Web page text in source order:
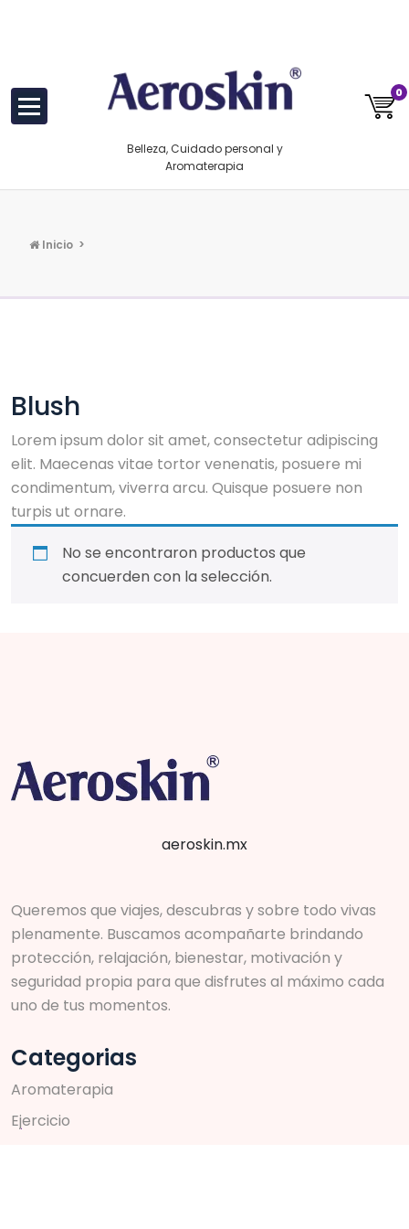
Belleza, Cuidado personal y
Aromaterapia
0
Inicio >
Blush
Lorem ipsum dolor sit amet, consectetur adipiscing
elit. Maecenas vitae tortor venenatis, posuere mi
condimentum, viverra arcu. Quisque posuere non
turpis ut ornare.
No se encontraron productos que
concuerden con la selección.
aeroskin.mx
Queremos que viajes, descubras y sobre todo vivas
plenamente. Buscamos acompañarte brindando
protección, relajación, bienestar, motivación y
seguridad propia para que disfrutes al máximo cada
uno de tus momentos.
Categorias
Aromaterapia
Ejercicio